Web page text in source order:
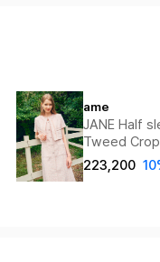
ame
JANE Half
Tweed
Jacket_pink
223,200